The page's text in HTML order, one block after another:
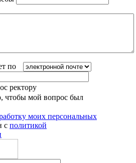
по
ректору
чтобы мой вопрос был
моих персональных
с политикой